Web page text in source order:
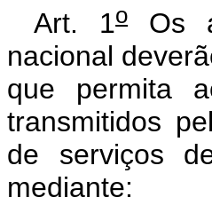
Art. 1oOs
nacional
que permita
transmitidos
de serviços
mediante: